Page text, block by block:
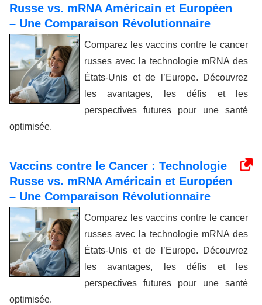
Russe vs. mRNA Américain et Européen
– Une Comparaison Révolutionnaire
Comparez les vaccins contre le cancer
russes avec la technologie mRNA des
États-Unis et de l’Europe. Découvrez
les avantages, les défis et les
perspectives futures pour une santé
optimisée.
Vaccins contre le Cancer : Technologie
Russe vs. mRNA Américain et Européen
– Une Comparaison Révolutionnaire
Comparez les vaccins contre le cancer
russes avec la technologie mRNA des
États-Unis et de l’Europe. Découvrez
les avantages, les défis et les
perspectives futures pour une santé
optimisée.